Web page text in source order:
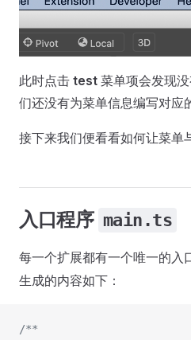
此时点击 test 菜单项会发现
们还没有为菜单信息编写对应
接下来我们便看看如何让菜单
入口程序 main.ts
每一个扩展都有一个唯一的入
生成的内容如下：
/**